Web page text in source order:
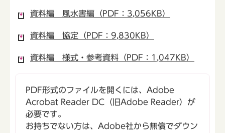
資料編 風水害編（PDF：3,056KB）
資料編 協定（PDF：9,830KB）
資料編 様式・参考資料（PDF：1,047KB）
PDF形式のファイルを開くには、Adobe
Acrobat Reader DC（旧Adobe Reader）が
必要です。
お持ちでない方は、Adobe社から無償でダウン